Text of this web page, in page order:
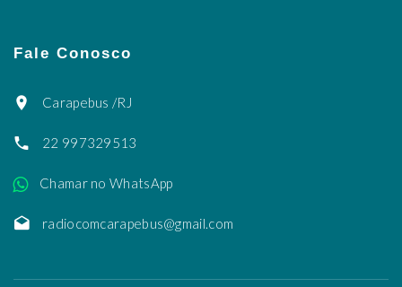
Fale Conosco
Carapebus /RJ
22 997329513
Chamar no WhatsApp
radiocomcarapebus@gmail.com